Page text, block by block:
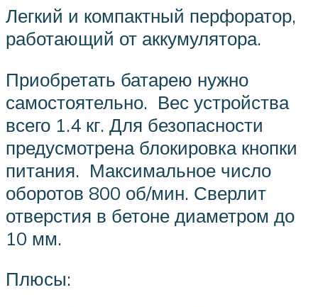
Легкий и компактный перфоратор,
работающий от аккумулятора.
Приобретать батарею нужно
самостоятельно. Вес устройства
всего 1.4 кг. Для безопасности
предусмотрена блокировка кнопки
питания. Максимальное число
оборотов 800 об/мин. Сверлит
отверстия в бетоне диаметром до
10 мм.
Плюсы: